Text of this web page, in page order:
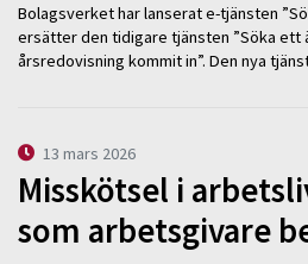
Bolagsverket har lanserat e-tjänsten
ersätter den tidigare tjänsten ”Söka ett
årsredovisning kommit in”. Den nya
13 mars 2026
Misskötsel i
som arbetsgivare